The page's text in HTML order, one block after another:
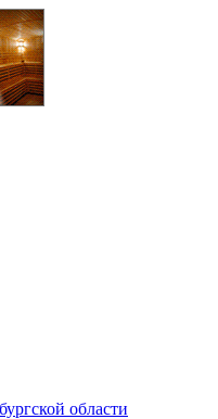
области